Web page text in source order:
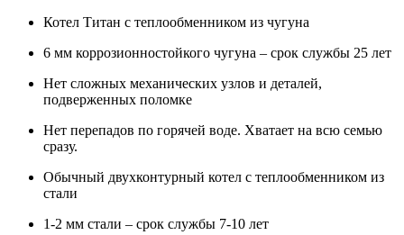
Котел Титан с теплообменником из чугуна
6 мм коррозионностойкого чугуна – срок службы 25 лет
Нет сложных механических узлов и деталей,
подверженных поломке
Нет перепадов по горячей воде. Хватает на всю семью
сразу.
Обычный двухконтурный котел с теплообменником из
стали
1-2 мм стали – срок службы 7-10 лет